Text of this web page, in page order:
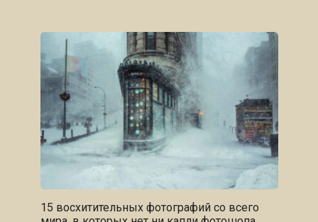
15 восхитительных фотографий со всего